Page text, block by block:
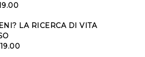
LA RICERCA DI VITA